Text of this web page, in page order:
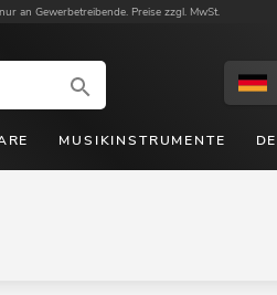
an Gewerbetreibende. Preise zzgl. MwSt.
MUSIKINSTRUMENTE